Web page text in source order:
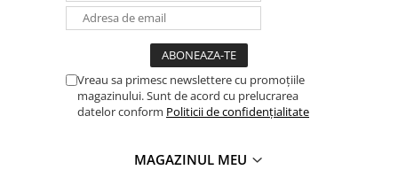
Intrerupatoare si prize
Dulapuri pentru cablare
Tablouri electrice
Lumina (Becuri si Lanterne)
cabluri USB, prelungitoare USB
Vreau sa primesc newslettere cu promoțiile
magazinului. Sunt de acord cu prelucrarea
datelor conform Politicii de confidențialitate
MAGAZINUL MEU